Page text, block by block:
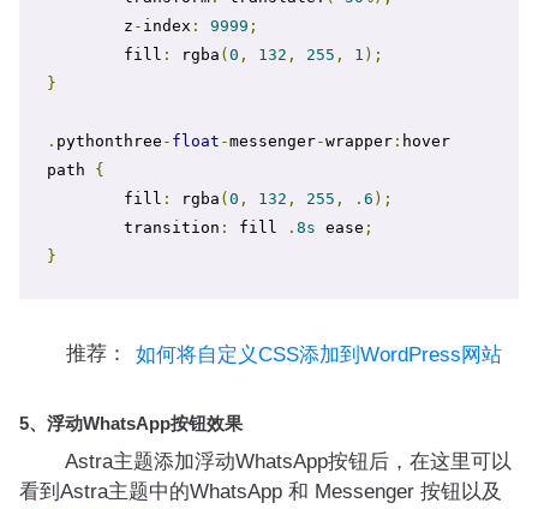
	z
- index : 9999 ;
	fill
: rgba ( 0 , 132 , 255 , 1 );
}
. pythonthree - float -messenger-wrapper: hover
path {
	fill
: rgba ( 0 , 132 , 255 , . 6 );
	transition
: fill . 8s ease ;
}
推荐： 如何将自定义CSS添加到WordPress网站
5、浮动WhatsApp按钮效果
Astra主题添加浮动WhatsApp按钮后，在这里可以
看到Astra主题中的WhatsApp 和 Messenger 按钮以及